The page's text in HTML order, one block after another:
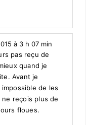
à 3 h 07 min
pas reçu de
quand je
Avant je
impossible de les
reçois plus de
floues.